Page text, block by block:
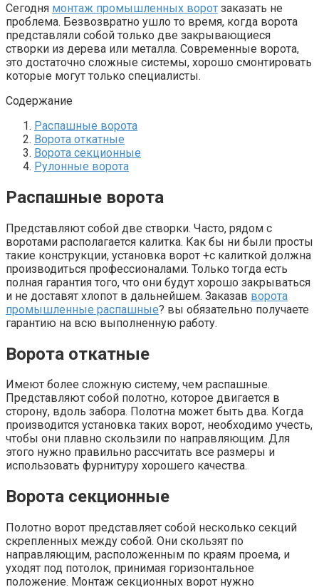
Сегодня монтаж промышленных ворот заказать не
проблема. Безвозвратно ушло то время, когда ворота
представляли собой только две закрывающиеся
створки из дерева или металла. Современные ворота,
это достаточно сложные системы, хорошо смонтировать
которые могут только специалисты.
Содержание
Распашные ворота
Ворота откатные
Ворота секционные
Рулонные ворота
Распашные ворота
Представляют собой две створки. Часто, рядом с
воротами располагается калитка. Как бы ни были просты
такие конструкции, установка ворот +с калиткой должна
производиться профессионалами. Только тогда есть
полная гарантия того, что они будут хорошо закрываться
и не доставят хлопот в дальнейшем. Заказав ворота
промышленные распашные? вы обязательно получаете
гарантию на всю выполненную работу.
Ворота откатные
Имеют более сложную систему, чем распашные.
Представляют собой полотно, которое двигается в
сторону, вдоль забора. Полотна может быть два. Когда
производится установка таких ворот, необходимо учесть,
чтобы они плавно скользили по направляющим. Для
этого нужно правильно рассчитать все размеры и
использовать фурнитуру хорошего качества.
Ворота секционные
Полотно ворот представляет собой несколько секций
скрепленных между собой. Они скользят по
направляющим, расположенным по краям проема, и
уходят под потолок, принимая горизонтальное
положение. Монтаж секционных ворот нужно